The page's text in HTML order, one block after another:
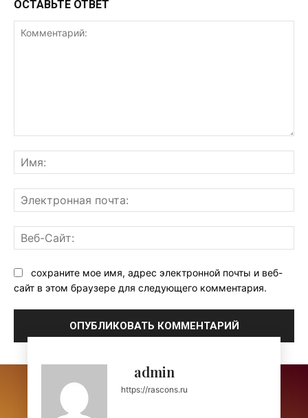
ОСТАВЬТЕ ОТВЕТ
сохраните мое имя, адрес электронной почты и веб-
сайт в этом браузере для следующего комментария.
admin
https://rascons.ru